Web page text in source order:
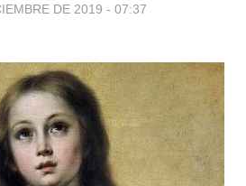
DE 2019 - 07:37